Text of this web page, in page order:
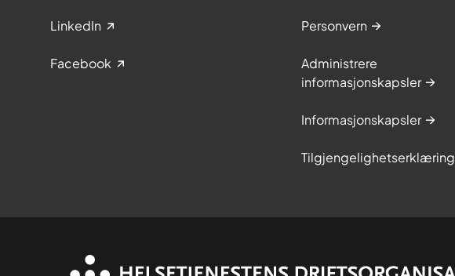
LinkedIn
Facebook
Personvern
Administrere
informasjonskapsler
Informasjonskapsler
Tilgjengelighetserklæring